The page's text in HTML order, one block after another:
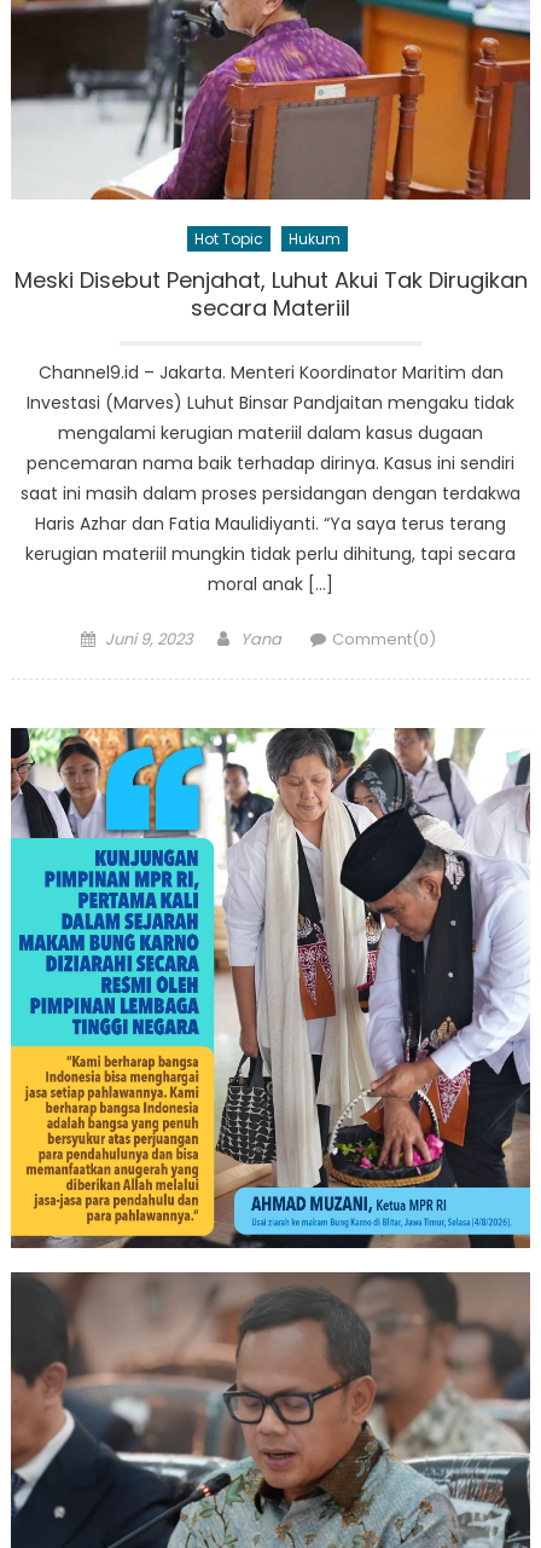
Hot Topic Hukum
Meski Disebut Penjahat, Luhut Akui Tak Dirugikan
secara Materiil
Channel9.id – Jakarta. Menteri Koordinator Maritim dan
Investasi (Marves) Luhut Binsar Pandjaitan mengaku tidak
mengalami kerugian materiil dalam kasus dugaan
pencemaran nama baik terhadap dirinya. Kasus ini sendiri
saat ini masih dalam proses persidangan dengan terdakwa
Haris Azhar dan Fatia Maulidiyanti. “Ya saya terus terang
kerugian materiil mungkin tidak perlu dihitung, tapi secara
moral anak […]
Posted
Juni 9, 2023 Author
Yana Comment(0)